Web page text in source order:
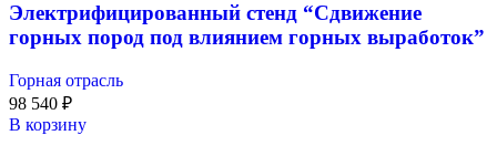
Электрифицированный стенд “Сдвижение
горных пород под влиянием горных выработок”
Горная отрасль
98 540 ₽
В корзину